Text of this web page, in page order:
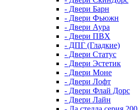
- Двери Барн
- Двери Фьюжн
- Двери Аура
- Двери ПВХ
- ДПГ (Гладкие)
- Двери Статус
- Двери Эстетик
- Двери Моне
- Двери Лофт
- Двери Флай Дорс
- Двери Лайн